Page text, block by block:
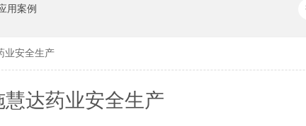
用案例
业安全生产
达药业安全生产